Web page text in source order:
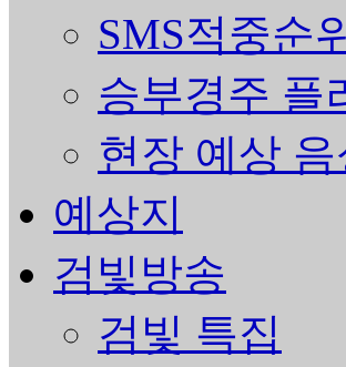
SMS적중순
승부경주 플
현장 예상 음
예상지
검빛방송
검빛 특집